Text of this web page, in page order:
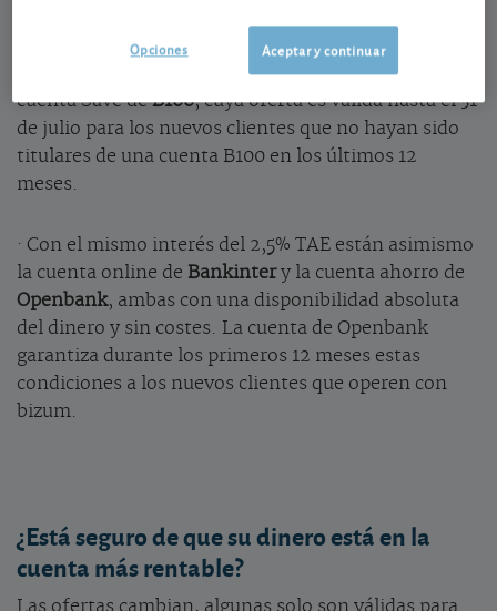
, tres entidades que a los nuevos clientes les
ofrecen un interés del 2,5% TAE. Es el caso p.ej. de la
cuenta Save deB100, cuya oferta es válida hasta el 31
de julio para los nuevos clientes que no hayan sido
titulares de una cuenta B100 en los últimos 12
meses.
· Con el mismo interés del 2,5% TAE están asimismo
la cuenta online de Bankintery la cuenta ahorro de
Openbank, ambas con una disponibilidad absoluta
del dinero y sin costes. La cuenta de Openbank
garantiza durante los primeros 12 meses estas
condiciones a los nuevos clientes que operen con
bizum.
¿Está seguro de que su dinero está en la
cuenta más rentable?
Las ofertas cambian, algunas solo son válidas para
Aceptar y continuar
Opciones